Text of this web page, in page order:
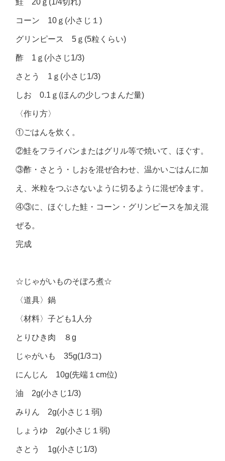
鮭 20ｇ(1/4切れ)
コーン 10ｇ(小さじ１)
グリンピース 5ｇ(5粒くらい)
酢 1ｇ(小さじ1/3)
さとう 1ｇ(小さじ1/3)
しお 0.1ｇ(ほんの少しつまんだ量)
〈作り方〉
①ごはんを炊く。
②鮭をフライパンまたはグリル等で焼いて、ほぐす。
③酢・さとう・しおを混ぜ合わせ、温かいごはんに加
え、米粒をつぶさないように切るように混ぜ冷ます。
④③に、ほぐした鮭・コーン・グリンピースを加え混
ぜる。
完成
☆じゃがいものそぼろ煮☆
〈道具〉鍋
〈材料〉子ども1人分
とりひき肉 ８g
じゃがいも 35g(1/3コ)
にんじん 10g(先端１cm位)
油 2g(小さじ1/3)
みりん 2g(小さじ１弱)
しょうゆ 2g(小さじ１弱)
さとう 1g(小さじ1/3)